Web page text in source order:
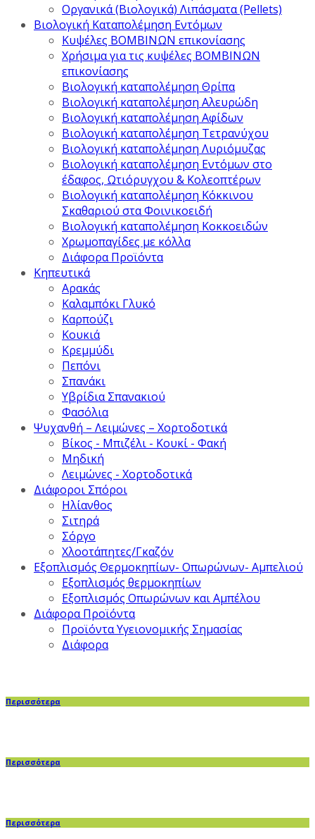
Οργανικά (Βιολογικά) Λιπάσματα (Pellets)
Βιολογική Καταπολέμηση Εντόμων
Κυψέλες ΒΟΜΒΙΝΩΝ επικονίασης
Χρήσιμα για τις κυψέλες ΒΟΜΒΙΝΩΝ
επικονίασης
Βιολογική καταπολέμηση Θρίπα
Βιολογική καταπολέμηση Αλευρώδη
Βιολογική καταπολέμηση Αφίδων
Βιολογική καταπολέμηση Τετρανύχου
Βιολογική καταπολέμηση Λυριόμυζας
Βιολογική καταπολέμηση Εντόμων στο
έδαφος, Ωτιόρυγχου & Κολεοπτέρων
Βιολογική καταπολέμηση Κόκκινου
Σκαθαριού στα Φοινικοειδή
Βιολογική καταπολέμηση Κοκκοειδών
Χρωμοπαγίδες με κόλλα
Διάφορα Προϊόντα
Κηπευτικά
Αρακάς
Καλαμπόκι Γλυκό
Καρπούζι
Κουκιά
Κρεμμύδι
Πεπόνι
Σπανάκι
Υβρίδια Σπανακιού
Φασόλια
Ψυχανθή – Λειμώνες – Χορτοδοτικά
Βίκος - Μπιζέλι - Κουκί - Φακή
Μηδική
Λειμώνες - Χορτοδοτικά
Διάφοροι Σπόροι
Ηλίανθος
Σιτηρά
Σόργο
Χλοοτάπητες/Γκαζόν
Εξοπλισμός Θερμοκηπίων- Οπωρώνων- Αμπελιού
Εξοπλισμός θερμοκηπίων
Εξοπλισμός Οπωρώνων και Αμπέλου
Διάφορα Προϊόντα
Προϊόντα Υγειονομικής Σημασίας
Διάφορα
Περισσότερα
Περισσότερα
Περισσότερα